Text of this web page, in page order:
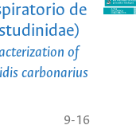
de
of
carbonarius
9-16